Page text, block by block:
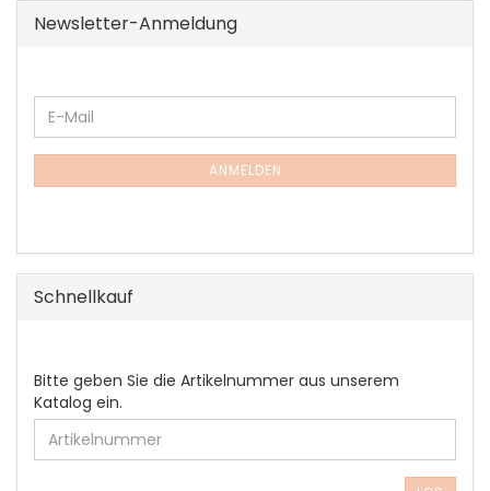
Newsletter-Anmeldung
WEITER
ZUR
NEWSLETTER-
E-
Mail
ANMELDEN
Schnellkauf
BITTE
GEBEN
SIE
DIE
ARTIKELNUMMER
Bitte geben Sie die Artikelnummer aus unserem
Katalog ein.